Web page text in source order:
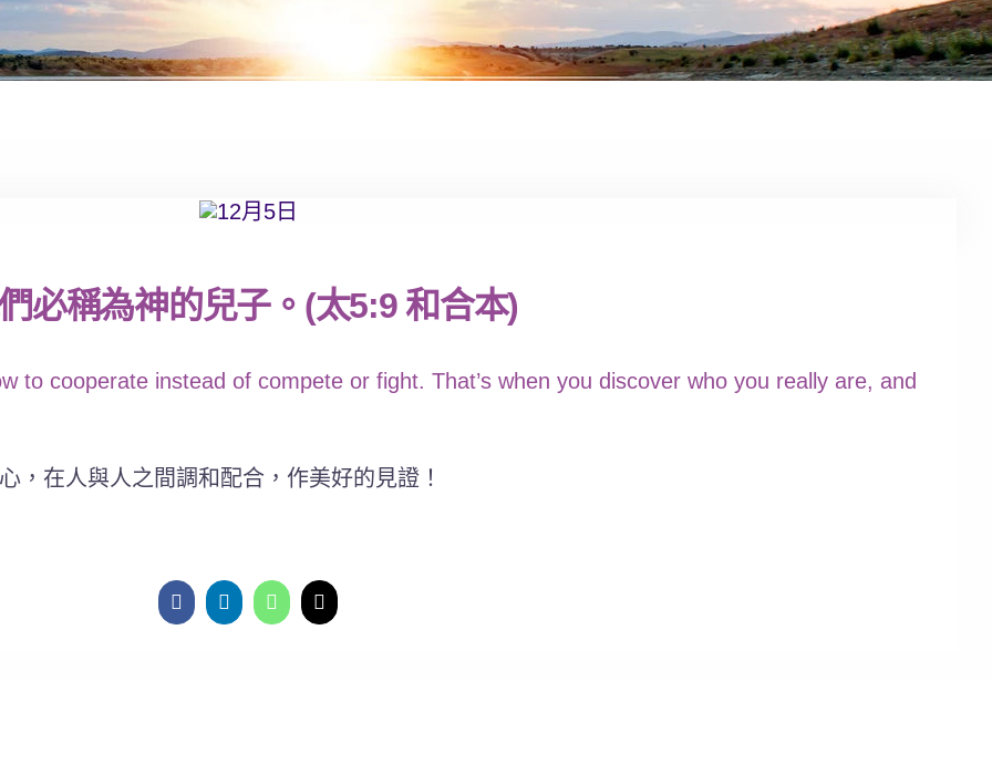
必稱為神的兒子。(太5:9 和合本)
to cooperate instead of compete or fight. That’s when you discover who you really are, and
，在人與人之間調和配合，作美好的見證！